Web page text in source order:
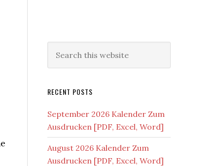
RECENT POSTS
September 2026 Kalender Zum
Ausdrucken [PDF, Excel, Word]
August 2026 Kalender Zum
Ausdrucken [PDF, Excel, Word]